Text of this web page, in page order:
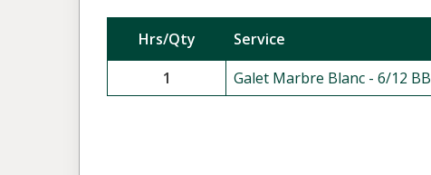
Hrs/Qty Service
1
Galet Marbre Blanc - 6/12 BB